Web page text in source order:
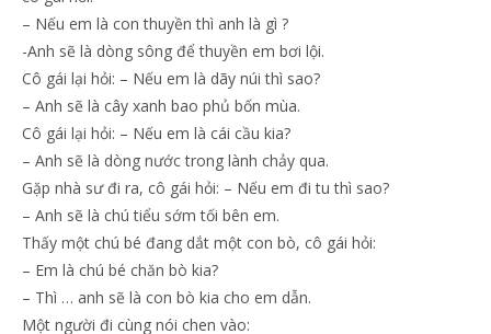
– Nếu em là con thuyền thì anh là gì ?
-Anh sẽ là dòng sông để thuyền em bơi lội.
Cô gái lại hỏi: – Nếu em là dãy núi thì sao?
– Anh sẽ là cây xanh bao phủ bốn mùa.
Cô gái lại hỏi: – Nếu em là cái cầu kia?
– Anh sẽ là dòng nước trong lành chảy qua.
Gặp nhà sư đi ra, cô gái hỏi: – Nếu em đi tu thì sao?
– Anh sẽ là chú tiểu sớm tối bên em.
Thấy một chú bé đang dắt một con bò, cô gái hỏi:
– Em là chú bé chăn bò kia?
– Thì … anh sẽ là con bò kia cho em dẫn.
Một người đi cùng nói chen vào: